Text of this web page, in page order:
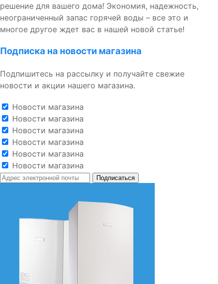
решение для вашего дома! Экономия, надежность,
неограниченный запас горячей воды – все это и
многое другое ждет вас в нашей новой статье!
Подписка на новости магазина
Подпишитесь на рассылку и получайте свежие
новости и акции нашего магазина.
Новости магазина
Новости магазина
Новости магазина
Новости магазина
Новости магазина
Новости магазина